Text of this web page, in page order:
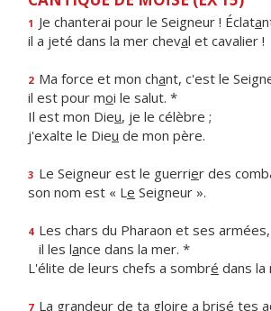
1 Je chanterai pour le Seigneur ! Éclata
il a jeté dans la mer cheval et cavalier !
2 Ma force et mon chant, c'est le
il est pour moi le salut. *
Il est mon Dieu, je le célèbre ;
j'exalte le Dieu de mon père.
3 Le Seigneur est le guerrier des
son nom est « Le Seigneur ».
4 Les chars du Pharaon et ses armées,
il les lance dans la mer. *
L'élite de leurs chefs a sombré dans la
7 La grandeur de ta gloire a brisé tes